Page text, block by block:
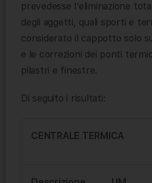
prevedesse l’eliminazione
degli aggetti, quali sporti e
considerato il cappotto solo
e le correzioni dei ponti
pilastri e finestre.
Di seguito i risultati:
CENTRALE TERMICA